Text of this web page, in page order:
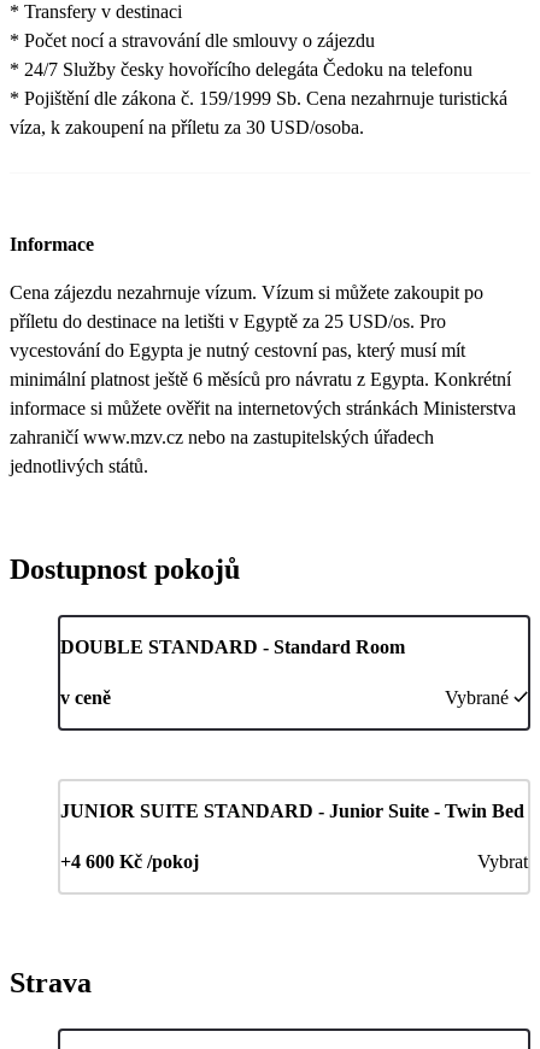
* Transfery v destinaci
* Počet nocí a stravování dle smlouvy o zájezdu
* 24/7 Služby česky hovořícího delegáta Čedoku na telefonu
* Pojištění dle zákona č. 159/1999 Sb. Cena nezahrnuje turistická
víza, k zakoupení na příletu za 30 USD/osoba.
Informace
Cena zájezdu nezahrnuje vízum. Vízum si můžete zakoupit po
příletu do destinace na letišti v Egyptě za 25 USD/os. Pro
vycestování do Egypta je nutný cestovní pas, který musí mít
minimální platnost ještě 6 měsíců pro návratu z Egypta. Konkrétní
informace si můžete ověřit na internetových stránkách Ministerstva
zahraničí www.mzv.cz nebo na zastupitelských úřadech
jednotlivých států.
Dostupnost pokojů
DOUBLE STANDARD - Standard Room
v ceně Vybrané
JUNIOR SUITE STANDARD - Junior Suite - Twin Bed
+4 600 Kč /pokoj Vybrat
Strava